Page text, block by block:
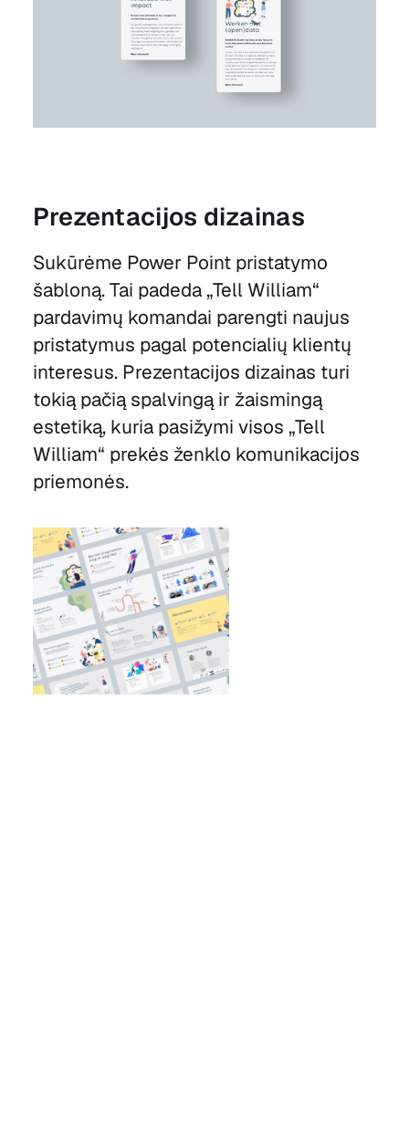
Prezentacijos dizainas
Sukūrėme Power Point pristatymo
šabloną. Tai padeda „Tell William“
pardavimų komandai parengti naujus
pristatymus pagal potencialių klientų
interesus. Prezentacijos dizainas turi
tokią pačią spalvingą ir žaismingą
estetiką, kuria pasižymi visos „Tell
William“ prekės ženklo komunikacijos
priemonės.